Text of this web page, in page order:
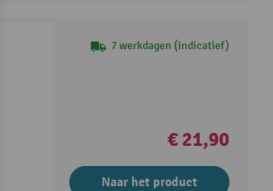
7 werkdagen (indicatief)
€ 21,90
Naar het product